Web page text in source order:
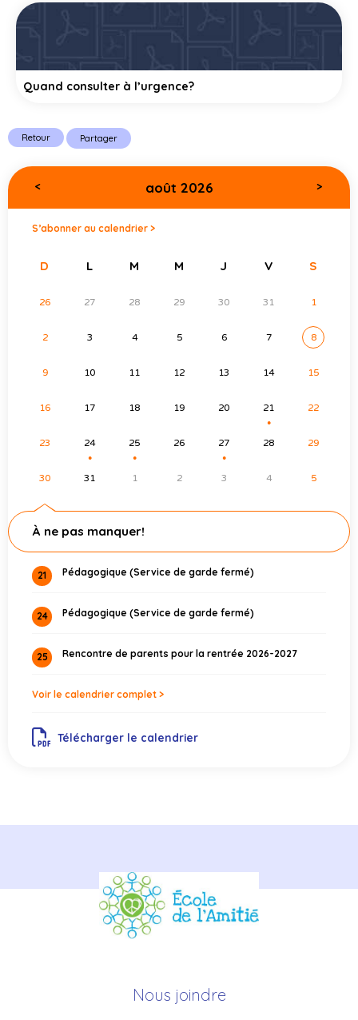
Quand consulter à l’urgence?
Retour Partager
< août 2026 >
S’abonner au calendrier >
D L M M J V S
26 27 28 29 30 31 1
2 3 4 5 6 7 8
9 10 11 12 13 14 15
16 17 18 19 20 21
●
22
23 24
●
25
●
26 27
●
28 29
30 31 1 2 3 4 5
À ne pas manquer!
21 Pédagogique (Service de garde fermé)
24 Pédagogique (Service de garde fermé)
25 Rencontre de parents pour la rentrée 2026-2027
Voir le calendrier complet >
Télécharger le calendrier
Nous joindre